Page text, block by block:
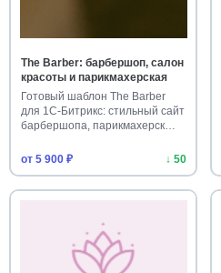
The Barber: барбершоп, салон
красоты и парикмахерская
Готовый шаблон The Barber
для 1С-Битрикс: стильный сайт
барбершопа, парикмахерск…
от 5 900 ₽ ↓ 50